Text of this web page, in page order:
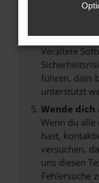
Stelle
sind.
Veraltete
führen, dass
unterstützt
Wende
Wenn du alle
hast,
versuchen,
uns diesen
Fehlersuche